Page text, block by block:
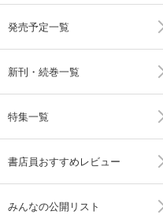
発売予定一覧
新刊・続巻一覧
特集一覧
書店員おすすめレビュー
みんなの公開リスト